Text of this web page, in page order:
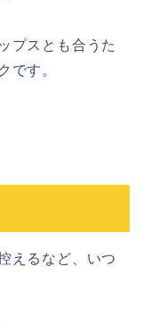
プスとも合うた
です。
えるなど、いつ